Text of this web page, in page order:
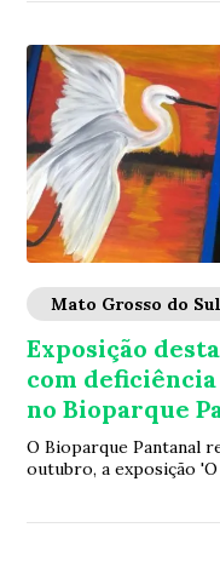
Mato Grosso do Sul
Exposição
com
no Bioparque
O Bioparque Pantanal
outubro, a exposição